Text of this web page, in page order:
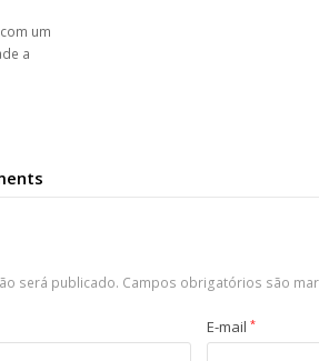
um
a
será publicado. Campos obrigatórios são
E-mail *